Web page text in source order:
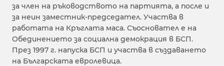
за член на ръководството на партията, а после и
за неин заместник-председател. Участва в
работата на Кръглата маса. Съосновател е на
Обединението за социална демокрация в БСП.
През 1997 г. напуска БСП и участва в създаването
на Българската евролевица.